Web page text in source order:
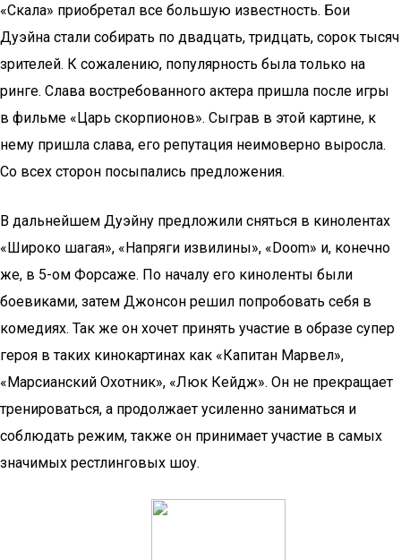
«Скала» приобретал все большую известность. Бои
Дуэйна стали собирать по двадцать, тридцать, сорок тысяч
зрителей. К сожалению, популярность была только на
ринге. Слава востребованного актера пришла после игры
в фильме «Царь скорпионов». Сыграв в этой картине, к
нему пришла слава, его репутация неимоверно выросла.
Со всех сторон посыпались предложения.
В дальнейшем Дуэйну предложили сняться в кинолентах
«Широко шагая», «Напряги извилины», «Doom» и, конечно
же, в 5-ом Форсаже. По началу его киноленты были
боевиками, затем Джонсон решил попробовать себя в
комедиях. Так же он хочет принять участие в образе супер
героя в таких кинокартинах как «Капитан Марвел»,
«Марсианский Охотник», «Люк Кейдж». Он не прекращает
тренироваться, а продолжает усиленно заниматься и
соблюдать режим, также он принимает участие в самых
значимых рестлинговых шоу.